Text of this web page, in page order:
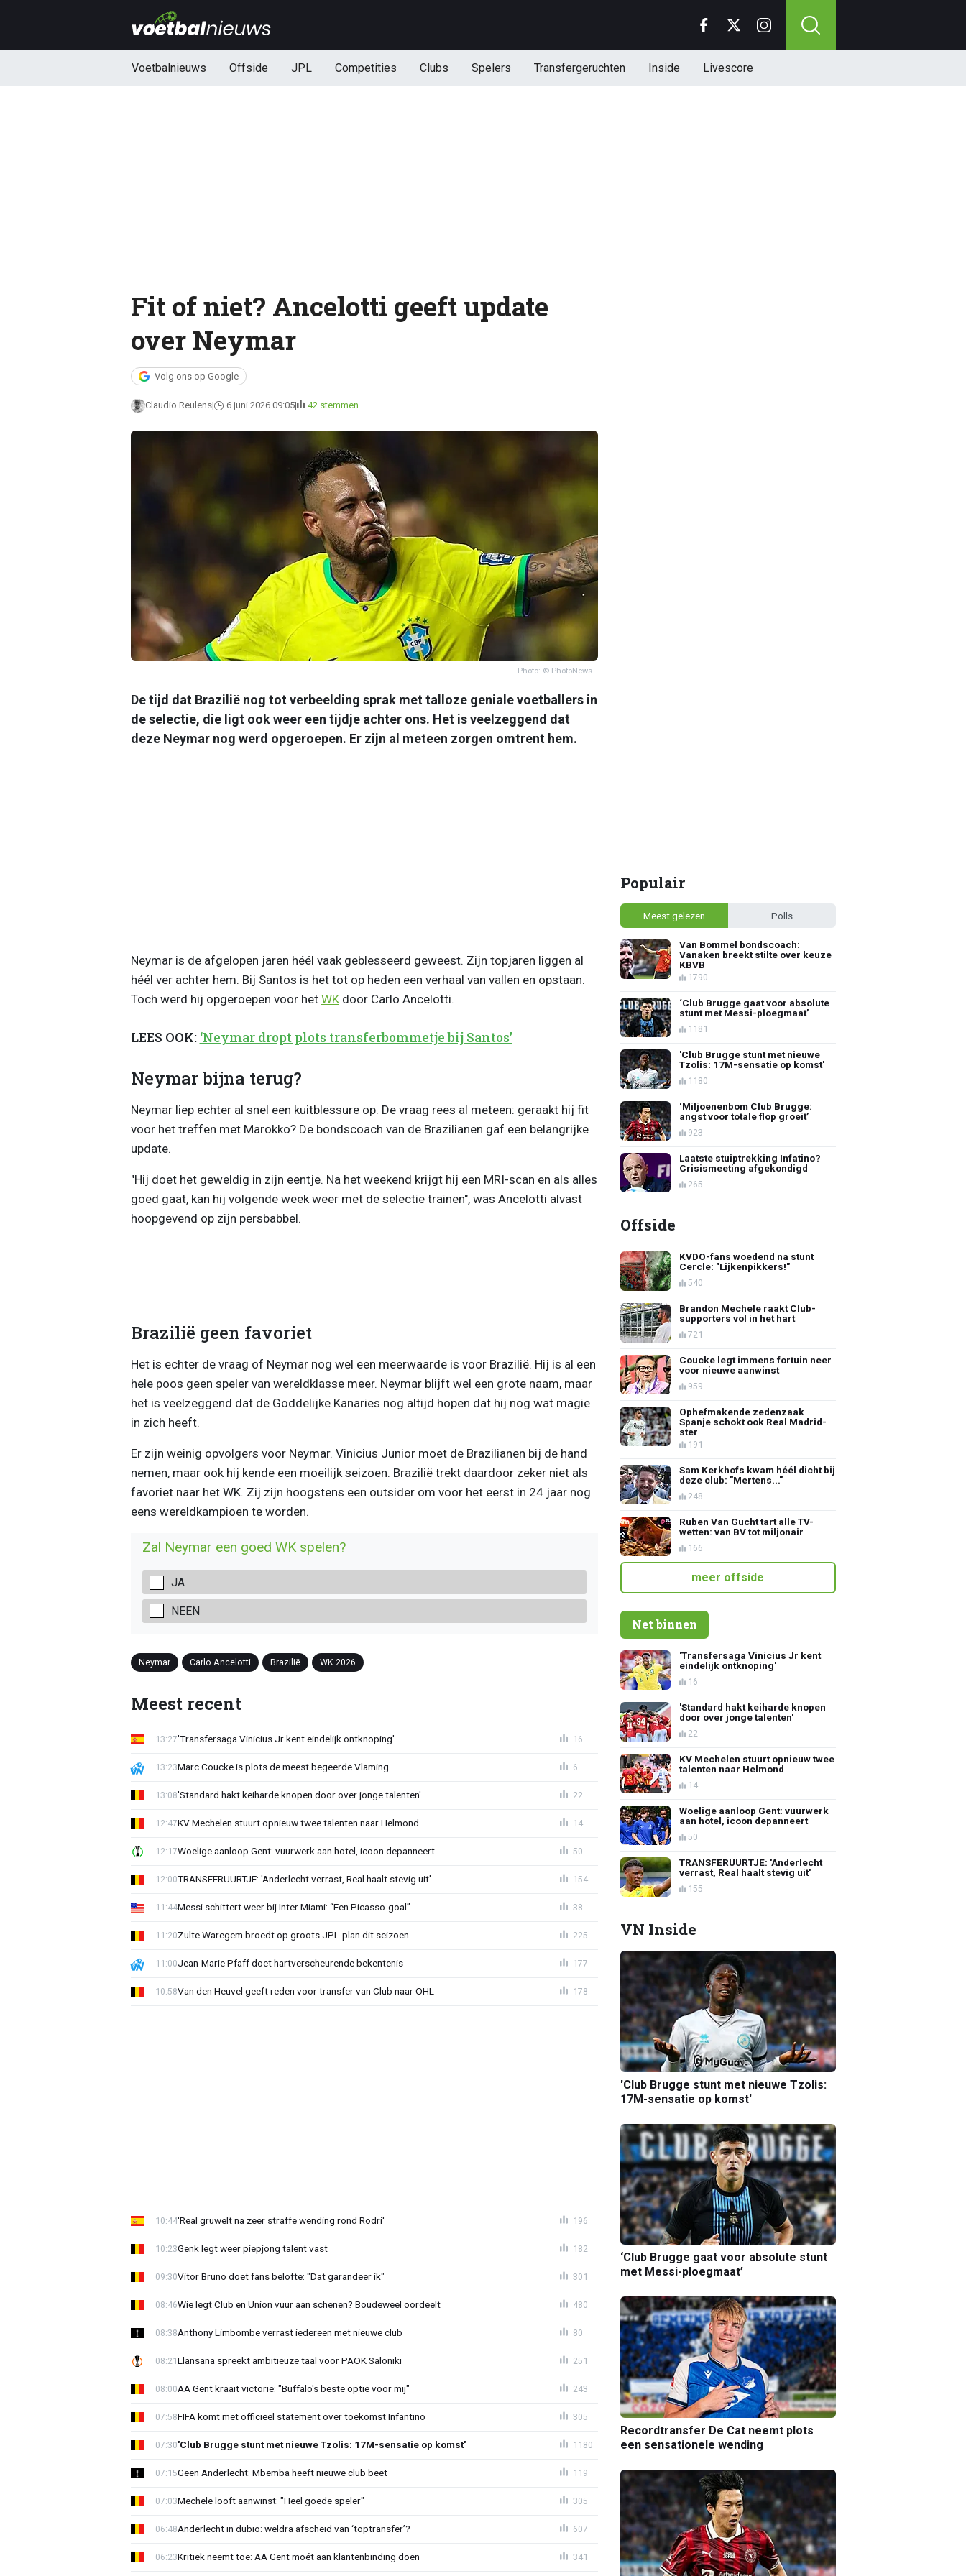
Voetbalnieuws Offside JPL Competities Clubs Spelers Transfergeruchten Inside Livescore
Fit of niet? Ancelotti geeft update
over Neymar
Volg ons op Google
Claudio Reulens 6 juni 2026 09:05 42 stemmen
Photo: © PhotoNews
De tijd dat Brazilië nog tot verbeelding sprak met talloze geniale voetballers in
de selectie, die ligt ook weer een tijdje achter ons. Het is veelzeggend dat
deze Neymar nog werd opgeroepen. Er zijn al meteen zorgen omtrent hem.
Neymar is de afgelopen jaren héél vaak geblesseerd geweest. Zijn topjaren liggen al
héél ver achter hem. Bij Santos is het tot op heden een verhaal van vallen en opstaan.
Toch werd hij opgeroepen voor het WKdoor Carlo Ancelotti.
LEES OOK: ‘Neymar dropt plots transferbommetje bij Santos’
Neymar bijna terug?
Neymar liep echter al snel een kuitblessure op. De vraag rees al meteen: geraakt hij fit
voor het treffen met Marokko? De bondscoach van de Brazilianen gaf een belangrijke
update.
"Hij doet het geweldig in zijn eentje. Na het weekend krijgt hij een MRI-scan en als alles
goed gaat, kan hij volgende week weer met de selectie trainen", was Ancelotti alvast
hoopgevend op zijn persbabbel.
Brazilië geen favoriet
Het is echter de vraag of Neymar nog wel een meerwaarde is voor Brazilië. Hij is al een
hele poos geen speler van wereldklasse meer. Neymar blijft wel een grote naam, maar
het is veelzeggend dat de Goddelijke Kanaries nog altijd hopen dat hij nog wat magie
in zich heeft.
Er zijn weinig opvolgers voor Neymar. Vinicius Junior moet de Brazilianen bij de hand
nemen, maar ook hij kende een moeilijk seizoen. Brazilië trekt daardoor zeker niet als
favoriet naar het WK. Zij zijn hoogstens een outsider om voor het eerst in 24 jaar nog
eens wereldkampioen te worden.
Zal Neymar een goed WK spelen?
JA
NEEN
Neymar Carlo Ancelotti Brazilië WK 2026
Meest recent
'Transfersaga Vinicius Jr kent eindelijk ontknoping'
13:27 16
Marc Coucke is plots de meest begeerde Vlaming
13:23 6
'Standard hakt keiharde knopen door over jonge talenten'
13:08 22
KV Mechelen stuurt opnieuw twee talenten naar Helmond
12:47 14
Woelige aanloop Gent: vuurwerk aan hotel, icoon depanneert
12:17 50
TRANSFERUURTJE: 'Anderlecht verrast, Real haalt stevig uit'
12:00 154
Messi schittert weer bij Inter Miami: “Een Picasso-goal”
11:44 38
Zulte Waregem broedt op groots JPL-plan dit seizoen
11:20 225
Jean-Marie Pfaff doet hartverscheurende bekentenis
11:00 177
Van den Heuvel geeft reden voor transfer van Club naar OHL
10:58 178
'Real gruwelt na zeer straffe wending rond Rodri'
10:44 196
Genk legt weer piepjong talent vast
10:23 182
Vitor Bruno doet fans belofte: "Dat garandeer ik"
09:30 301
Wie legt Club en Union vuur aan schenen? Boudeweel oordeelt
08:46 480
Anthony Limbombe verrast iedereen met nieuwe club
08:38 80
Llansana spreekt ambitieuze taal voor PAOK Saloniki
08:21 251
AA Gent kraait victorie: "Buffalo's beste optie voor mij"
08:00 243
FIFA komt met officieel statement over toekomst Infantino
07:58 305
'Club Brugge stunt met nieuwe Tzolis: 17M-sensatie op komst'
07:30 1180
Geen Anderlecht: Mbemba heeft nieuwe club beet
07:15 119
Mechele looft aanwinst: "Heel goede speler"
07:03 305
Anderlecht in dubio: weldra afscheid van ‘toptransfer’?
06:48 607
Kritiek neemt toe: AA Gent moét aan klantenbinding doen
06:23 341
Populair
Meest gelezen Polls
Van Bommel bondscoach:
Vanaken breekt stilte over keuze
KBVB
1790
‘Club Brugge gaat voor absolute
stunt met Messi-ploegmaat’
1181
'Club Brugge stunt met nieuwe
Tzolis: 17M-sensatie op komst'
1180
‘Miljoenenbom Club Brugge:
angst voor totale flop groeit’
923
Laatste stuiptrekking Infatino?
Crisismeeting afgekondigd
265
Offside
KVDO-fans woedend na stunt
Cercle: "Lijkenpikkers!"
540
Brandon Mechele raakt Club-
supporters vol in het hart
721
Coucke legt immens fortuin neer
voor nieuwe aanwinst
959
Ophefmakende zedenzaak
Spanje schokt ook Real Madrid-
ster
191
Sam Kerkhofs kwam héél dicht bij
deze club: "Mertens..."
248
Ruben Van Gucht tart alle TV-
wetten: van BV tot miljonair
166
meer offside
Net binnen
'Transfersaga Vinicius Jr kent
eindelijk ontknoping'
16
'Standard hakt keiharde knopen
door over jonge talenten'
22
KV Mechelen stuurt opnieuw twee
talenten naar Helmond
14
Woelige aanloop Gent: vuurwerk
aan hotel, icoon depanneert
50
TRANSFERUURTJE: 'Anderlecht
verrast, Real haalt stevig uit'
155
VN Inside
'Club Brugge stunt met nieuwe Tzolis:
17M-sensatie op komst'
‘Club Brugge gaat voor absolute stunt
met Messi-ploegmaat’
Recordtransfer De Cat neemt plots
een sensationele wending